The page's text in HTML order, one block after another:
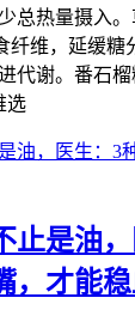
总热量摄入。
纤维，延缓糖
代谢。番石
选
止是油
，才能